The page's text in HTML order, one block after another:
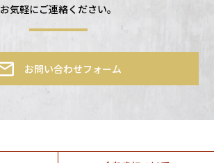
お気軽にご連絡ください。
お問い合わせフォーム